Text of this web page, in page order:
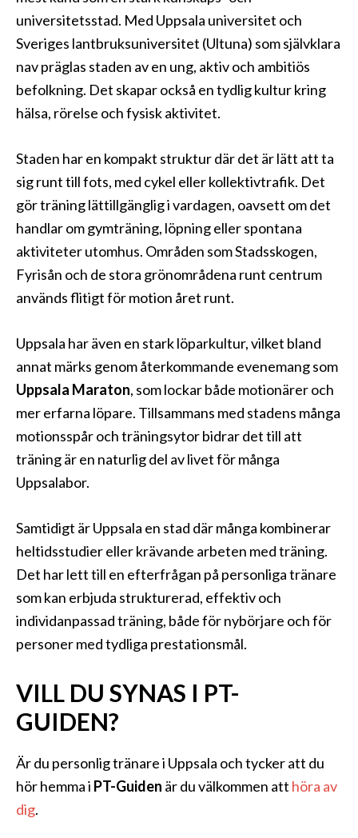
universitetsstad. Med Uppsala universitet och
Sveriges lantbruksuniversitet (Ultuna) som självklara
nav präglas staden av en ung, aktiv och ambitiös
befolkning. Det skapar också en tydlig kultur kring
hälsa, rörelse och fysisk aktivitet.
Staden har en kompakt struktur där det är lätt att ta
sig runt till fots, med cykel eller kollektivtrafik. Det
gör träning lättillgänglig i vardagen, oavsett om det
handlar om gymträning, löpning eller spontana
aktiviteter utomhus. Områden som Stadsskogen,
Fyrisån och de stora grönområdena runt centrum
används flitigt för motion året runt.
Uppsala har även en stark löparkultur, vilket bland
annat märks genom återkommande evenemang som
Uppsala Maraton, som lockar både motionärer och
mer erfarna löpare. Tillsammans med stadens många
motionsspår och träningsytor bidrar det till att
träning är en naturlig del av livet för många
Uppsalabor.
Samtidigt är Uppsala en stad där många kombinerar
heltidsstudier eller krävande arbeten med träning.
Det har lett till en efterfrågan på personliga tränare
som kan erbjuda strukturerad, effektiv och
individanpassad träning, både för nybörjare och för
personer med tydliga prestationsmål.
VILL DU SYNAS I PT-
GUIDEN?
Är du personlig tränare i Uppsala och tycker att du
hör hemma i PT-Guiden är du välkommen att höra av
dig.